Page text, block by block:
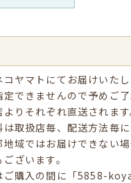
ヤマトにてお届けいた
できませんので予めご了
りそれぞれ直送されます
取扱店毎、配送方法毎に
地域ではお届けできない
ざいます。
ご購入の間に「5858-